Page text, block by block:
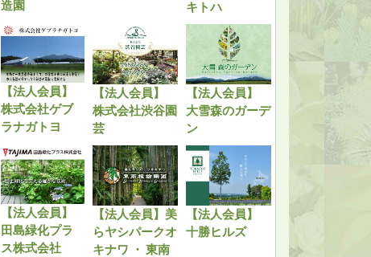
造園
キトハ
【法人会員】
株式会社ゲブ
ラナガトヨ
【法人会員】
株式会社渋谷園
芸
【法人会員】
大雪森のガーデ
ン
【法人会員】
田島緑化プラ
ス株式会社
【法人会員】美
らヤシパークオ
キナワ ・ 東南
【法人会員】
十勝ヒルズ